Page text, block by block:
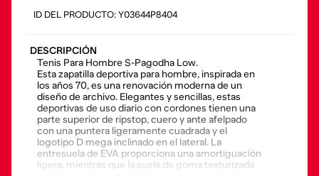
: Y03644P8404
DESCRIPCIÓN
Tenis Para Hombre S-Pagodha Low.
Esta zapatilla deportiva para hombre, inspirada en
los años 70, es una renovación moderna de un
diseño de archivo. Elegantes y sencillas, estas
deportivas de uso diario con cordones tienen una
parte superior de ripstop, cuero y ante afelpado
con una puntera ligeramente cuadrada y el
logotipo D mega inclinado en el lateral. La
entresuela de EVA proporciona una amortiguación
ligera, mientras que la suela de goma texturizada